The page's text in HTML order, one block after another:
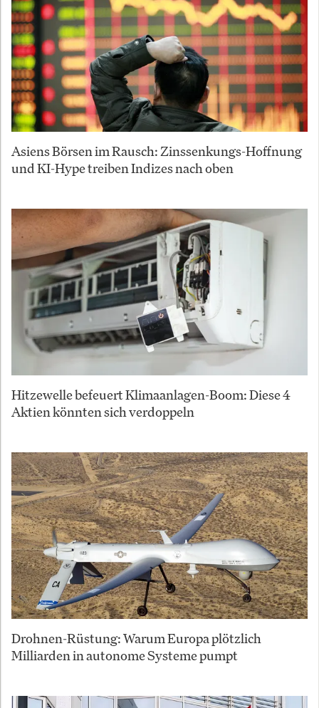
Asiens Börsen im Rausch: Zinssenkungs-Hoffnung
und KI-Hype treiben Indizes nach oben
Hitzewelle befeuert Klimaanlagen-Boom: Diese 4
Aktien könnten sich verdoppeln
Drohnen-Rüstung: Warum Europa plötzlich
Milliarden in autonome Systeme pumpt